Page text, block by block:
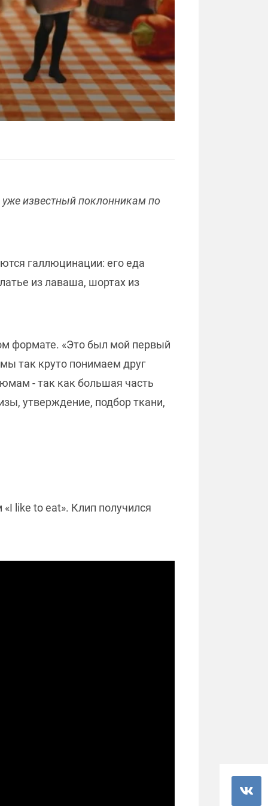
известный поклонникам по
галлюцинации: его еда
из лаваша, шортах из
формате. «Это был мой первый
так круто понимаем друг
- так как большая часть
утверждение, подбор ткани,
like to eat». Клип получился